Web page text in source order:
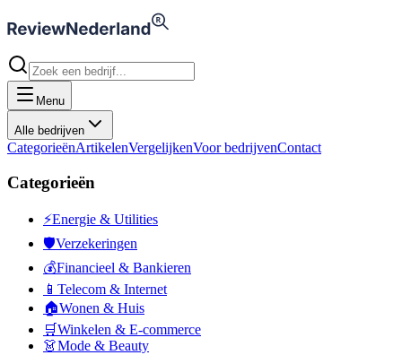
Menu
Alle bedrijven
CategorieënArtikelenVergelijkenVoor bedrijvenContact
Categorieën
⚡Energie & Utilities
🛡️Verzekeringen
💰Financieel & Bankieren
📱 Telecom & Internet
🏠Wonen & Huis
🛒Winkelen & E-commerce
👗Mode & Beauty